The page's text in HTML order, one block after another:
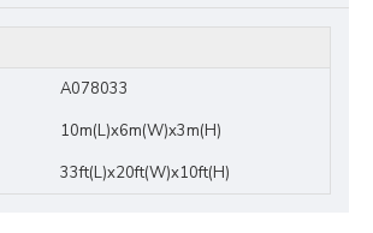
A078033
10m(L)x6m(W)x3m(H)
33ft(L)x20ft(W)x10ft(H)